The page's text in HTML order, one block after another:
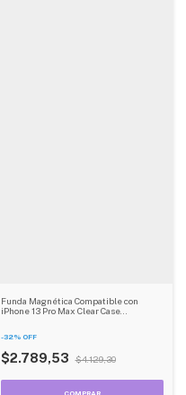
Funda Magnética Compatible con
iPhone 13 Pro Max Clear Case
-32% OFF
$2.789,53 $4.129,30